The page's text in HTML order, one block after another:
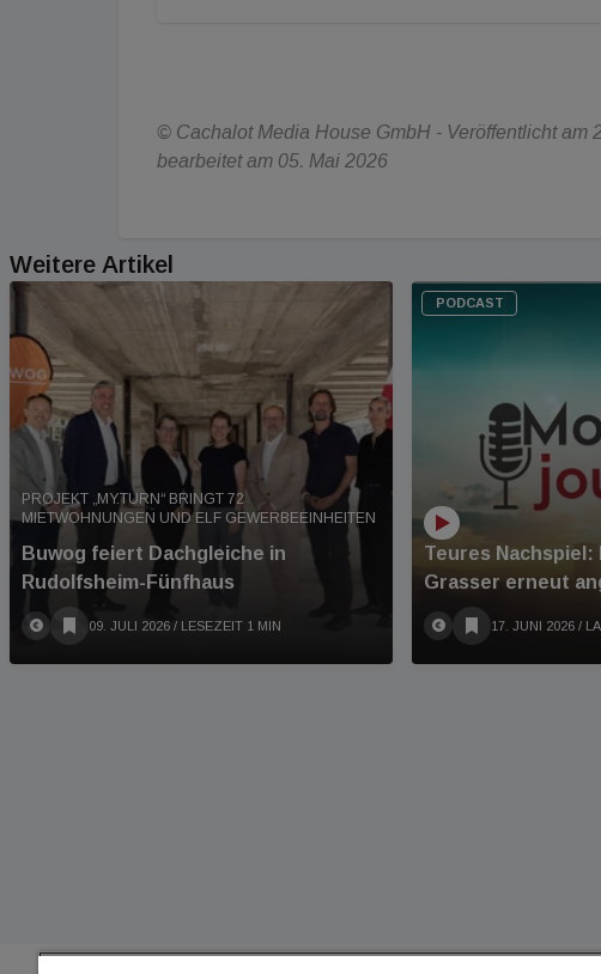
© Cachalot Media House GmbH - Veröffentlicht am
bearbeitet am 05. Mai 2026
Weitere Artikel
PROJEKT „MY.TURN“ BRINGT 72
MIETWOHNUNGEN UND ELF GEWERBEEINHEITEN
Buwog feiert Dachgleiche in
Rudolfsheim-Fünfhaus
09. JULI 2026 / LESEZEIT 1 MIN
PODCAST
Teures
Grasser erneut
17. JUNI 2026 /